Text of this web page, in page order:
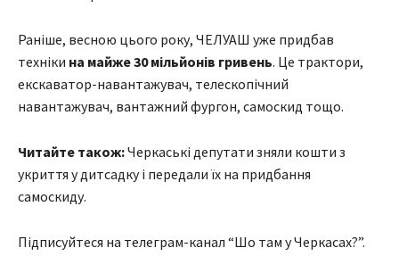
Раніше, весною цього року, ЧЕЛУАШ уже придбав
техніки на майже 30 мільйонів гривень. Це трактори,
екскаватор-навантажувач, телескопічний
навантажувач, вантажний фургон, самоскид тощо.
Читайте також:Черкаські депутати зняли кошти з
укриття у дитсадку і передали їх на придбання
самоскиду.
Підписуйтеся на телеграм-канал “Шо там у Черкасах?”.